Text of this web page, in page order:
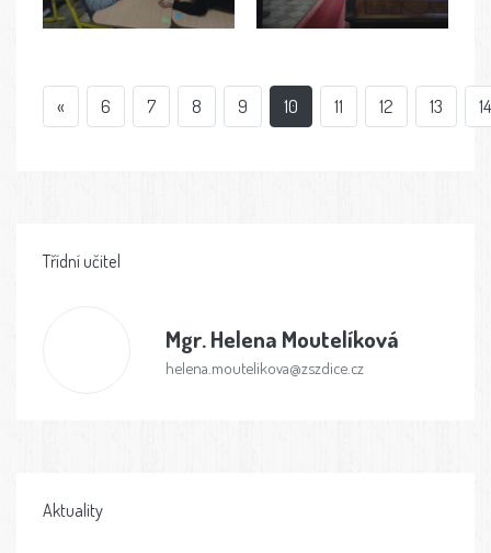
« 6 7 8 9 10 11 12 13 14
Třídní učitel
Mgr.Helena Moutelíková
helena.moutelikova@zszdice.cz
Aktuality